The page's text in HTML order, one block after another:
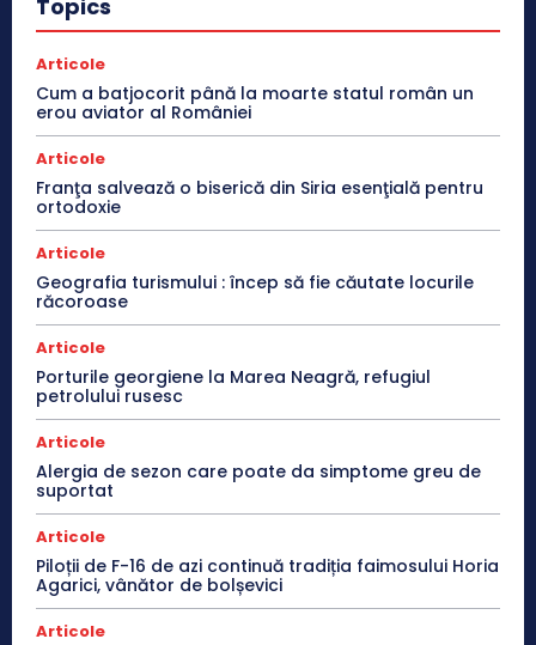
Topics
Articole
Cum a batjocorit până la moarte statul român un
erou aviator al României
Articole
Franţa salvează o biserică din Siria esenţială pentru
ortodoxie
Articole
Geografia turismului : încep să fie căutate locurile
răcoroase
Articole
Porturile georgiene la Marea Neagră, refugiul
petrolului rusesc
Articole
Alergia de sezon care poate da simptome greu de
suportat
Articole
Piloții de F-16 de azi continuă tradiția faimosului Horia
Agarici, vânător de bolșevici
Articole